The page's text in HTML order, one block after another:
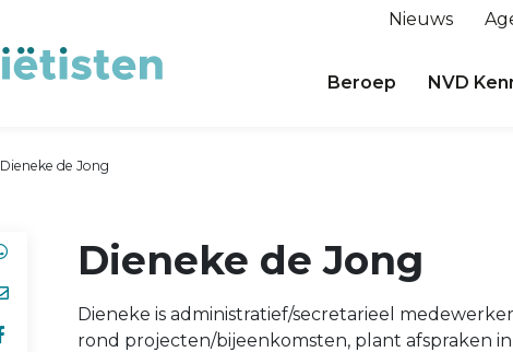
Nieuws
Beroep NVD
Dieneke de Jong
Dieneke de Jong
Dieneke is administratief/secretarieel
rond projecten/bijeenkomsten, plant afspraken